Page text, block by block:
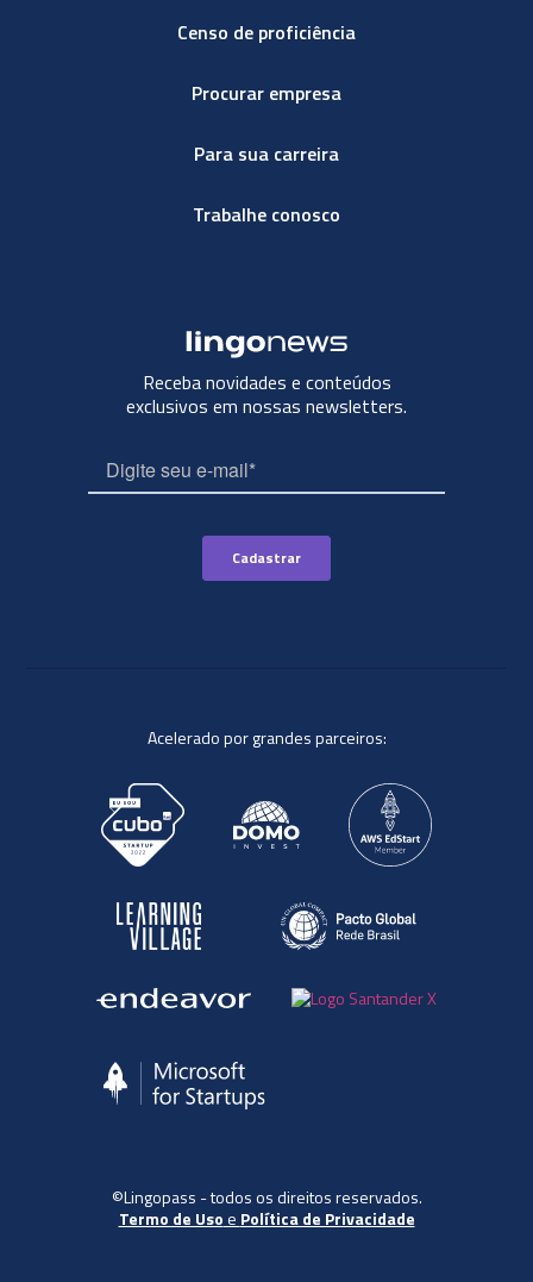
Censo de proficiência
Procurar empresa
Para sua carreira
Trabalhe conosco
Receba novidades e conteúdos
exclusivos em nossas newsletters.
Acelerado por grandes parceiros:
©Lingopass - todos os direitos reservados.
Termo de Uso e Política de Privacidade